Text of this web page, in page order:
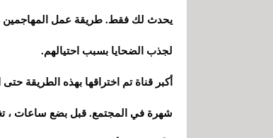
يحدث لك فقط. طريقة عمل المهاجمين
لجذب الضحايا بسبب احتيالهم.
شهرة في المجتمع. قبل بضع ساعات ،